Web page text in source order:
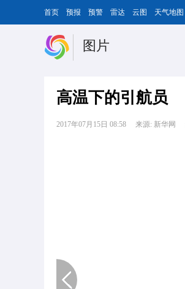
首页 预报 预警 雷达 云图 天气地图
图片
高温下的引航员
2017年07月15日 08:58 来源: 新华网